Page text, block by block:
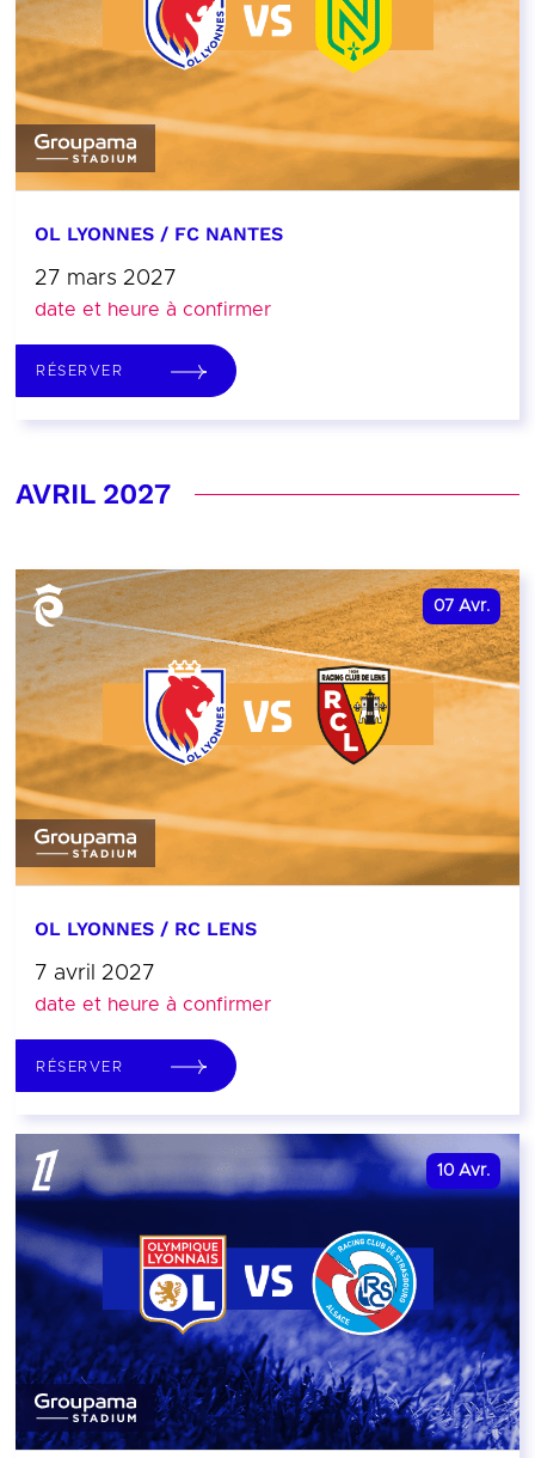
OL LYONNES / FC NANTES
27 mars 2027
date et heure à confirmer
RÉSERVER
AVRIL 2027
07 Avr.
OL LYONNES / RC LENS
7 avril 2027
date et heure à confirmer
RÉSERVER
10 Avr.